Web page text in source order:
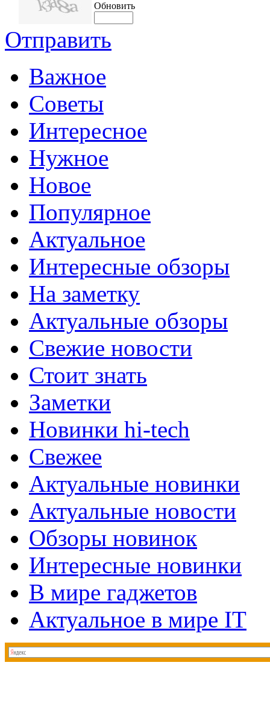
Обновить
Отправить
Важное
Советы
Интересное
Нужное
Новое
Популярное
Актуальное
Интересные обзоры
На заметку
Актуальные обзоры
Свежие новости
Стоит знать
Заметки
Новинки hi-tech
Свежее
Актуальные новинки
Актуальные новости
Обзоры новинок
Интересные новинки
В мире гаджетов
Актуальное в мире IT